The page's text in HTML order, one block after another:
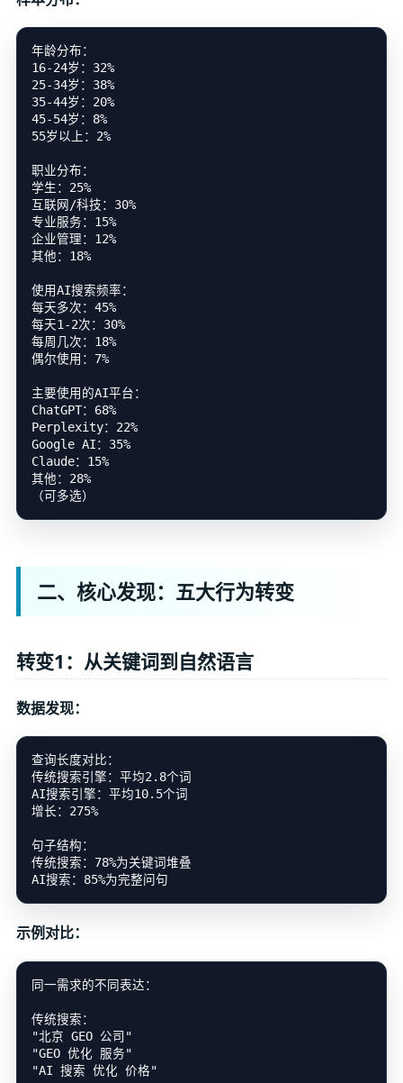
年龄分布：
16-24岁：32%
25-34岁：38%
35-44岁：20%
45-54岁：8%
55岁以上：2%
职业分布：
学生：25%
互联网/科技：30%
专业服务：15%
企业管理：12%
其他：18%
使用AI搜索频率：
每天多次：45%
每天1-2次：30%
每周几次：18%
偶尔使用：7%
主要使用的AI平台：
ChatGPT：68%
Perplexity：22%
Google AI：35%
Claude：15%
其他：28%
二、核心发现：五大行为转变
转变1：从关键词到自然语言
数据发现：
查询长度对比：
传统搜索引擎：平均2.8个词
AI搜索引擎：平均10.5个词
增长：275%
句子结构：
传统搜索：78%为关键词堆叠
示例对比：
同一需求的不同表达：
传统搜索：
"北京 GEO 公司"
"GEO 优化 服务"
"AI 搜索 优化 价格"